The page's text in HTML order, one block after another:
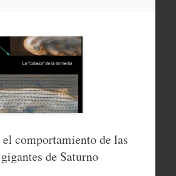
el comportamiento de las
de Saturno